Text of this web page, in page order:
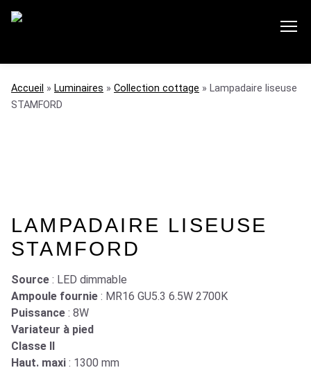
accueil » luminaires » collection cottage » Lampadaire liseuse
STAMFORD
LAMPADAIRE LISEUSE
STAMFORD
Source : LED dimmable
Ampoule fournie : MR16 GU5.3 6.5W 2700K
Puissance : 8W
Variateur à pied
Classe II
Haut. maxi : 1300 mm